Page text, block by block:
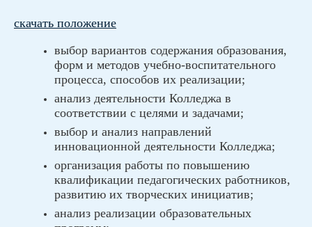
скачать положение
выбор вариантов содержания образования,
форм и методов учебно-воспитательного
процесса, способов их реализации;
анализ деятельности Колледжа в
соответствии с целями и задачами;
выбор и анализ направлений
инновационной деятельности Колледжа;
организация работы по повышению
квалификации педагогических работников,
развитию их творческих инициатив;
анализ реализации образовательных